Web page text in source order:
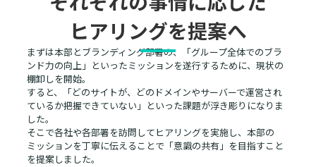
ヒアリングを提案へ
まずは本部とブランディング部署の、「グループ全体でのブラ
ンド力の向上」といったミッションを遂行するために、現状の
棚卸しを開始。
すると、「どのサイトが、どのドメインやサーバーで運営され
ているか把握できていない」といった課題が浮き彫りになりま
した。
そこで各社や各部署を訪問してヒアリングを実施し、本部の
ミッションを丁寧に伝えることで「意識の共有」を目指すこと
を提案しました。